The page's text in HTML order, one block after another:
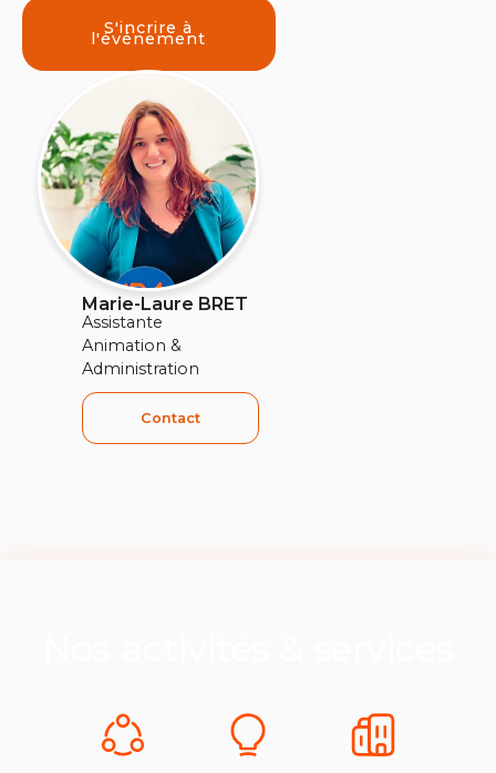
S'incrire à
l'événement
Marie-Laure BRET
Assistante
Animation &
Administration
Contact